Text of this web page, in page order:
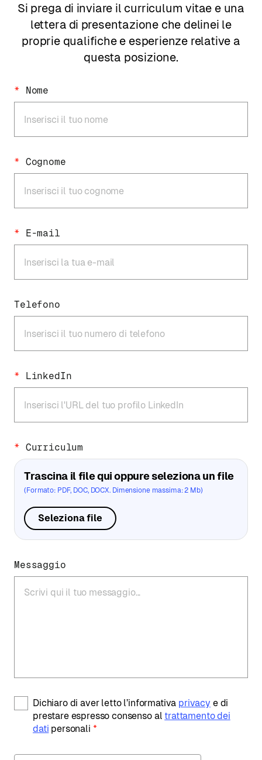
Si prega di inviare il curriculum vitae e una
lettera di presentazione che delinei le
proprie qualifiche e esperienze relative a
questa posizione.
* Nome
* Cognome
* E-mail
Telefono
* LinkedIn
* Curriculum
Trascina il file qui oppure seleziona un file
(Formato: PDF, DOC, DOCX. Dimensione massima: 2 Mb)
Seleziona file
Messaggio
Dichiaro di aver letto l’informativa privacy e di
prestare espresso consenso altrattamento dei
dati personali *